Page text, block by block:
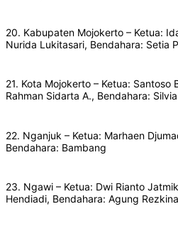
20. Kabupaten Mojokerto – Ketua:
Nurida Lukitasari, Bendahara: Setia
21. Kota Mojokerto – Ketua: Santoso
Rahman Sidarta A., Bendahara:
22. Nganjuk – Ketua: Marhaen
Bendahara: Bambang
23. Ngawi – Ketua: Dwi Rianto
Hendiadi, Bendahara: Agung